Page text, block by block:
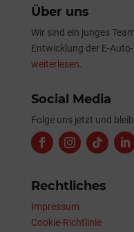
Über uns
Wir sind ein junges
Entwicklung der E-
weiterlesen.
Social Media
Folge uns jetzt und
Rechtliches
Impressum
Cookie-Richtlinie